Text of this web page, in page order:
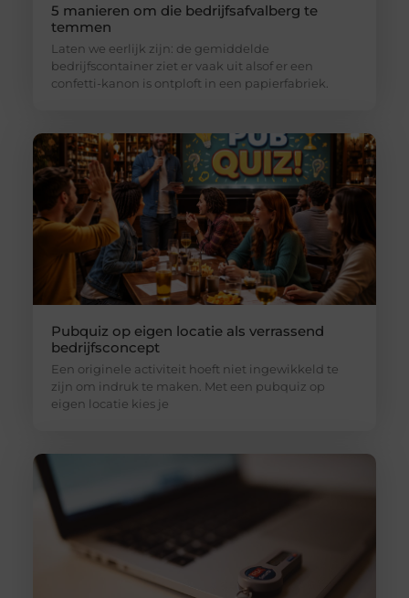
5 manieren om die bedrijfsafvalberg te
temmen
Laten we eerlijk zijn: de gemiddelde
bedrijfscontainer ziet er vaak uit alsof er een
confetti-kanon is ontploft in een papierfabriek.
Pubquiz op eigen locatie als verrassend
bedrijfsconcept
Een originele activiteit hoeft niet ingewikkeld te
zijn om indruk te maken. Met een pubquiz op
eigen locatie kies je